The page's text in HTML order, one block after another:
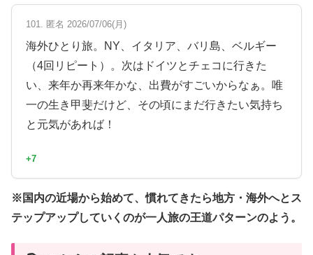
101. 匿名 2026/07/06(月)
海外ひとり旅。NY、イタリア、バリ島、ベルギー
（4回リピート）。次はドイツとチェコに行きた
い、来年か再来年かな、出費がすごいからなぁ。唯
一の生き甲斐だけど、その頃にまだ行きたい気持ち
と元気があれば！
+7
※国内の近場から始めて、慣れてきたら地方・海外へとス
テップアップしていくのが一人旅の王道パターンのよう。